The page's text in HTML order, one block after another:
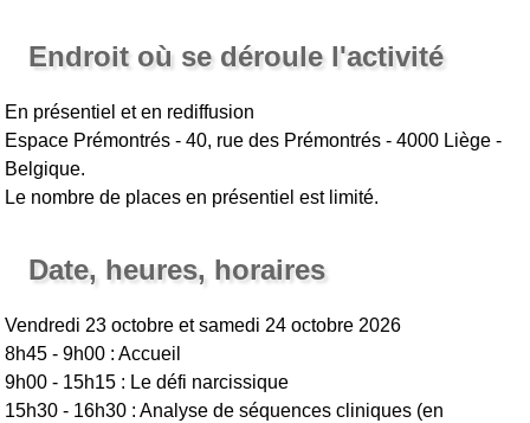
Endroit où se déroule l'activité
En présentiel et en rediffusion
Espace Prémontrés - 40, rue des Prémontrés - 4000 Liège -
Belgique.
Le nombre de places en présentiel est limité.
Date, heures, horaires
Vendredi 23 octobre et samedi 24 octobre 2026
8h45 - 9h00 : Accueil
9h00 - 15h15 : Le défi narcissique
15h30 - 16h30 : Analyse de séquences cliniques (en